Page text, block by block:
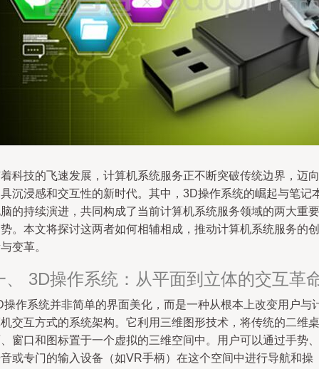
科技的飞速发展，计算机系统服务正不断突破传统边界，迈向
沉浸感和交互性的新时代。其中，3D操作系统的崛起与笔记
的持续演进，共同构成了当前计算机系统服务领域的两大重要
。本文将探讨这两者如何相辅相成，推动计算机系统服务的创
变革。
、 3D操作系统：从平面到立体的交互革
操作系统并非简单的界面美化，而是一种从根本上改变用户与
交互方式的系统架构。它利用三维图形技术，将传统的二维桌
窗口和图标置于一个虚拟的三维空间中。用户可以通过手势、
或专门的输入设备（如VR手柄）在这个空间中进行导航和操